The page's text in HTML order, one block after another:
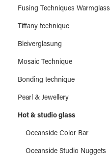
Fusing Techniques Warmglass
Tiffany technique
Bleiverglasung
Mosaic Technique
Bonding technique
Pearl & Jewellery
Hot & studio glass
Oceanside Color Bar
Oceanside Studio Nuggets